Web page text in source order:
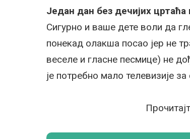
Један дан без дечијих
Сигурно и ваше дете воли да
понекад олакша посао јер не
веселе и гласне песмице) не
је потребно мало телевизије